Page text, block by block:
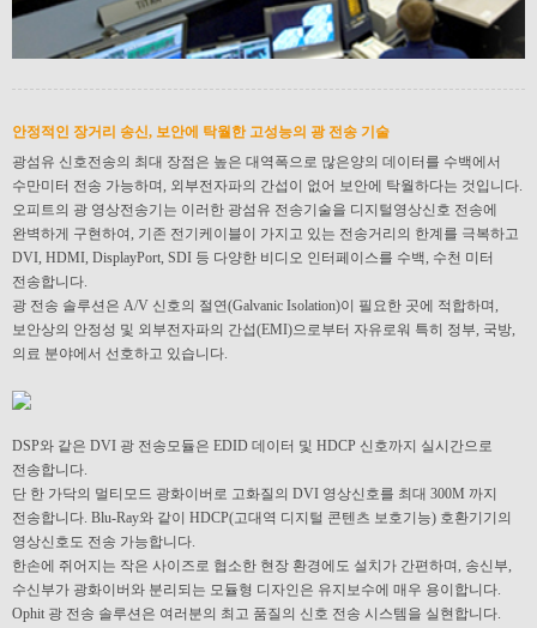
안정적인 장거리 송신, 보안에 탁월한 고성능의 광 전송 기술
광섬유 신호전송의 최대 장점은 높은 대역폭으로 많은양의 데이터를 수백에서
수만미터 전송 가능하며, 외부전자파의 간섭이 없어 보안에 탁월하다는 것입니다.
오피트의 광 영상전송기는 이러한 광섬유 전송기술을 디지털영상신호 전송에
완벽하게 구현하여, 기존 전기케이블이 가지고 있는 전송거리의 한계를 극복하고
DVI, HDMI, DisplayPort, SDI 등 다양한 비디오 인터페이스를 수백, 수천 미터
전송합니다.
광 전송 솔루션은 A/V 신호의 절연(Galvanic Isolation)이 필요한 곳에 적합하며,
보안상의 안정성 및 외부전자파의 간섭(EMI)으로부터 자유로워 특히 정부, 국방,
의료 분야에서 선호하고 있습니다.
DSP와 같은 DVI 광 전송모듈은 EDID 데이터 및 HDCP 신호까지 실시간으로
전송합니다.
단 한 가닥의 멀티모드 광화이버로 고화질의 DVI 영상신호를 최대 300M 까지
전송합니다. Blu-Ray와 같이 HDCP(고대역 디지털 콘텐츠 보호기능) 호환기기의
영상신호도 전송 가능합니다.
한손에 쥐어지는 작은 사이즈로 협소한 현장 환경에도 설치가 간편하며, 송신부,
수신부가 광화이버와 분리되는 모듈형 디자인은 유지보수에 매우 용이합니다.
Ophit 광 전송 솔루션은 여러분의 최고 품질의 신호 전송 시스템을 실현합니다.